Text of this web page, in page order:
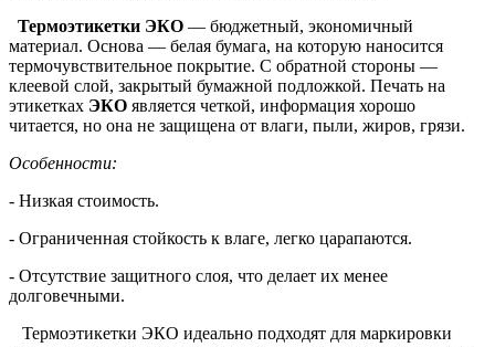
Термоэтикетки ЭКО — бюджетный, экономичный
материал. Основа — белая бумага, на которую наносится
термочувствительное покрытие. С обратной стороны —
клеевой слой, закрытый бумажной подложкой. Печать на
этикетках ЭКО является четкой, информация хорошо
читается, но она не защищена от влаги, пыли, жиров, грязи.
Особенности:
- Низкая стоимость.
- Ограниченная стойкость к влаге, легко царапаются.
- Отсутствие защитного слоя, что делает их менее
долговечными.
Термоэтикетки ЭКО идеально подходят для маркировки